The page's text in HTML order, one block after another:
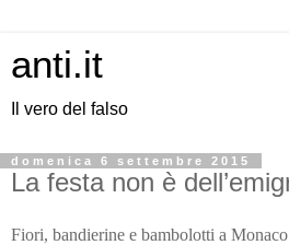
anti.it
Il vero del falso
domenica 6 settembre 2015
La festa non è
Fiori, bandierine e bambolotti a